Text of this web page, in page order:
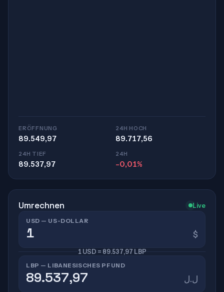
ERÖFFNUNG
89.549,97
24H HOCH
89.717,56
24H TIEF
89.537,97
24H
-0,01%
Umrechnen Live
USD — US-DOLLAR
$
1 USD = 89.537,97 LBP
LBP — LIBANESISCHES PFUND
ل.ل